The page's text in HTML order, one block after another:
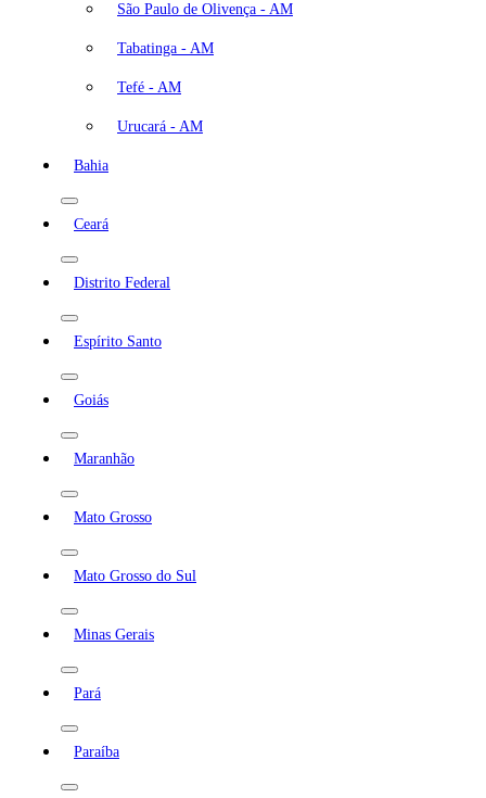
São Paulo de Olivença - AM
Tabatinga - AM
Tefé - AM
Urucará - AM
Bahia
Ceará
Distrito Federal
Espírito Santo
Goiás
Maranhão
Mato Grosso
Mato Grosso do Sul
Minas Gerais
Pará
Paraíba